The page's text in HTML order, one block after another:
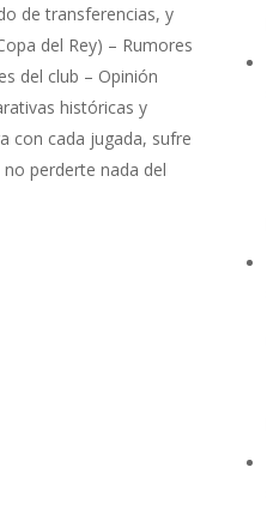
de transferencias, y
del Rey) – Rumores
del club – Opinión
históricas y
con cada jugada, sufre
perderte nada del